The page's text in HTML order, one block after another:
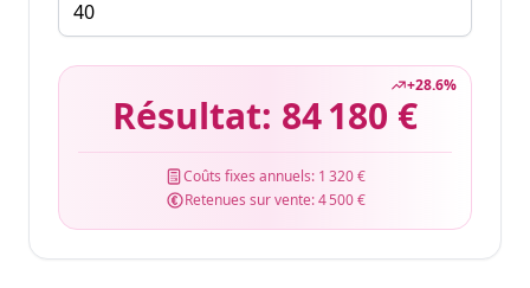
+28.6%
Résultat: 84 180 €
Coûts fixes annuels: 1 320 €
Retenues sur vente:4 500 €